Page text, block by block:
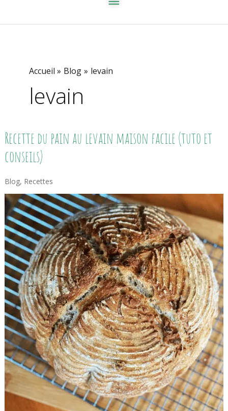
Accueil Blog levain
levain
Recette du pain au levain maison facile (tuto et
conseils)
Blog, Recettes
Recette
Du
Pain
Au
Maison
Facile
(tuto
Et
Conseils)